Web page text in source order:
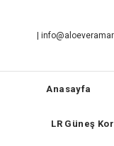
Anasayfa
LR Güneş